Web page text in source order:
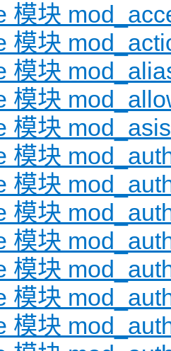
模块
模块
模块
模块
模块 mod_asis
模块
模块
模块
模块
模块
模块
模块